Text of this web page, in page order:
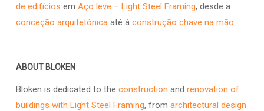
de edifícios em Aço leve – Light Steel Framing, desde a
conceção arquitetónicaaté à construção chave na mão.
ABOUT BLOKEN
Bloken is dedicated to the construction and renovation of
buildings with Light Steel Framing, from architectural design